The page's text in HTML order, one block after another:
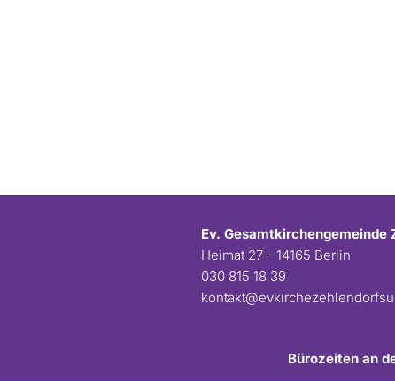
Ev. Gesamtkirchengemeinde
Heimat 27 - 14165 Berlin
030 815 18 39
Bürozeiten an